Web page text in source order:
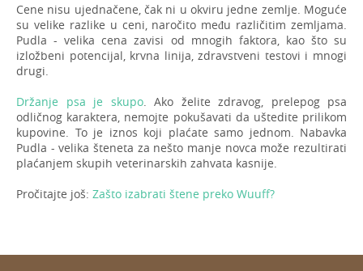
Cene nisu ujednačene, čak ni u okviru jedne zemlje. Moguće
su velike razlike u ceni, naročito među različitim zemljama.
Pudla - velika cena zavisi od mnogih faktora, kao što su
izložbeni potencijal, krvna linija, zdravstveni testovi i mnogi
drugi.
Držanje psa je skupo. Ako želite zdravog, prelepog psa
odličnog karaktera, nemojte pokušavati da uštedite prilikom
kupovine. To je iznos koji plaćate samo jednom. Nabavka
Pudla - velika šteneta za nešto manje novca može rezultirati
plaćanjem skupih veterinarskih zahvata kasnije.
Pročitajte još: Zašto izabrati štene preko Wuuff?